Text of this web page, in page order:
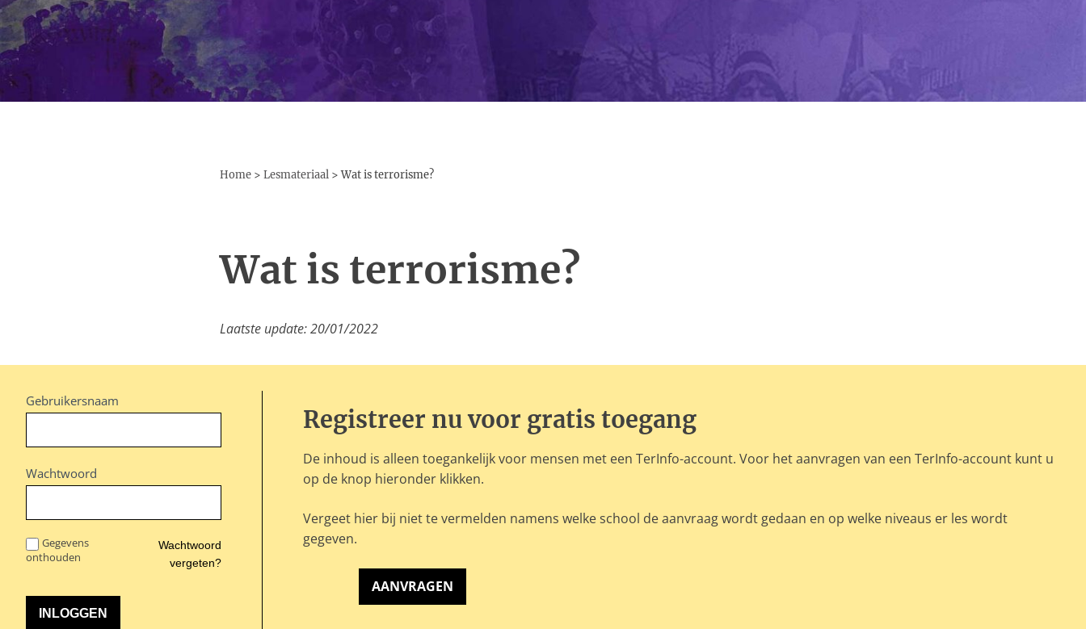
Home > Lesmateriaal >Wat is terrorisme?
Wat is terrorisme?
Laatste update: 20/01/2022
Gebruikersnaam
Wachtwoord
Gegevens
onthouden
Wachtwoord
vergeten?
Registreer nu voor gratis toegang
De inhoud is alleen toegankelijk voor mensen met een TerInfo-account. Voor het aanvragen van een TerInfo-account kunt u
op de knop hieronder klikken.
Vergeet hier bij niet te vermelden namens welke school de aanvraag wordt gedaan en op welke niveaus er les wordt
gegeven.
AANVRAGEN